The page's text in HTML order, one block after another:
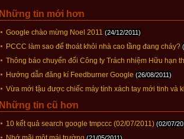
Những tin mới hơn
Google chào mừng Noel 2011 (24/12/2011)
PCCC làm sao để thoát khỏi nhà cao tầng đang cháy?
Thông báo chuyển đổi Công ty Trách nhiệm Hữu hạn
Hướng dẫn đăng kí Feedburner Google (26/08/2011)
Vừa mới tậu được chiếc máy tính xách tay mới tinh và
Những tin cũ hơn
10 kết quả search google tmpccc (02/07/2011) (02/07/